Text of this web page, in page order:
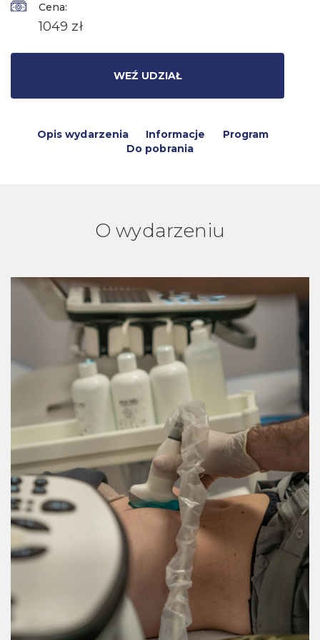
Cena:
1049 zł
WEŹ UDZIAŁ
Opis wydarzenia Informacje
Program
Do pobrania
O wydarzeniu